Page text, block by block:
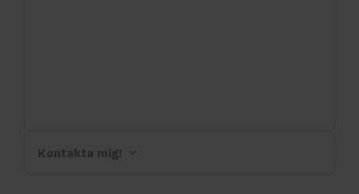
Kontakta mig!